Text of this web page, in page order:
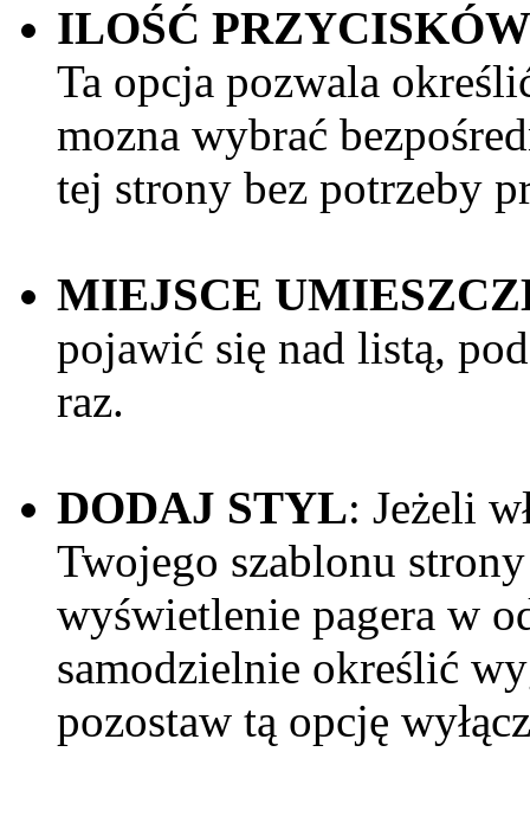
ILOŚĆ
Ta opcja pozwala
mozna wybrać
tej strony bez potrzeby
MIEJSCE
pojawić się nad listą,
raz.
DODAJ STYL: Jeżeli
Twojego szablonu
wyświetlenie pagera w
samodzielnie określić
pozostaw tą opcję